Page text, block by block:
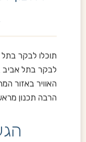
תוכלו לבקר
לבקר בתל אביב
האוויר באזור
הרבה תכנון